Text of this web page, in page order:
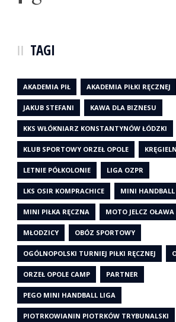
TAGI
AKADEMIA PIŁ AKADEMIA PIŁKI RĘCZNEJ
JAKUB STEFANI KAWA DLA BIZNESU
KKS WŁÓKNIARZ KONSTANTYNÓW ŁÓDZKI
KLUB SPORTOWY ORZEŁ OPOLE
LETNIE PÓŁKOLONIE LIGA OZPR
LKS OSIR KOMPRACHICE MINI
MINI PIŁKA RĘCZNA MOTO JELCZ OŁAWA
MŁODZICY OBÓZ SPORTOWY
OGÓLNOPOLSKI TURNIEJ PIŁKI RĘCZNEJ
ORZEŁ OPOLE CAMP PARTNER
PEGO MINI HANDBALL LIGA
PIOTRKOWIANIN PIOTRKÓW TRYBUNALSKI